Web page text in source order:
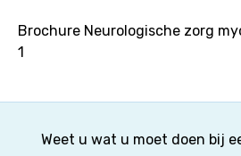
Brochure Neurologische zorg
1
Weet u wat u moet doen bij